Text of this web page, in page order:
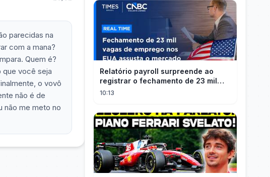
parecidas na
com a mana?
Quem é?
que você seja
o vovô
não é de
não me meto no
Relatório payroll surpreende ao
registrar o fechamento de 23 mil
vagas nos EUA
10:13